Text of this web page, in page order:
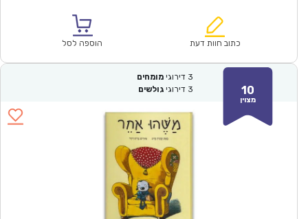
₪57.00.
הוא:
כתוב חוות דעת הוספה לסל
10
מצוין
3 דירוגי מומחים
3 דירוגי גולשים